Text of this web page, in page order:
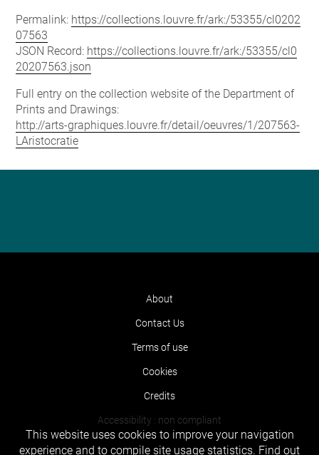
Permalink: https://collections.louvre.fr/ark:/53355/cl0202
07563
JSON Record: https://collections.louvre.fr/ark:/53355/cl0
20207563.json
Full entry on the collection website of the Department of
Prints and Drawings:
http://arts-graphiques.louvre.fr/detail/oeuvres/1/207563-
LAristocratie
About
Contact Us
Terms of use
Cookies
Credits
Accessibility : non compliant
This website uses cookies to improve your navigation
experience and to compile site usage statistics. Find out